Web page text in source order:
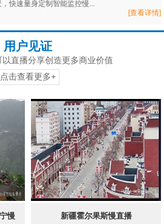
快速量身定制智能监控慢...
[查看详情]
用户见证
直播分享创造更多商业价值
点击查看更多+
慢
新疆霍尔果斯慢直播